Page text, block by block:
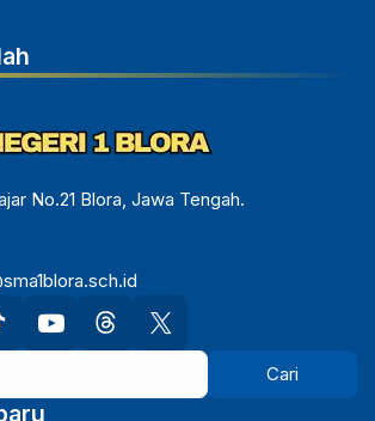
No.21 Blora, Jawa Tengah.